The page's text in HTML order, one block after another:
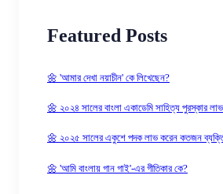
Featured Posts
🌼 'আমার দেখা নয়াচীন' কে লিখেছেন?
🌼 ২০২৪ সালের বাংলা একাডেমি সাহিত্য পুরস্কার
🌼 ২০২৫ সালের একুশে পদক লাভ করেন কতজন
🌼 'আমি বাংলায় গান গাই'-এর গীতিকার কে?